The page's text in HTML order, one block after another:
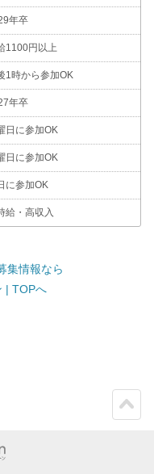
年卒
1100円以上
1時から参加OK
年卒
日に参加OK
日に参加OK
に参加OK
給・高収入
集情報なら
| TOPへ